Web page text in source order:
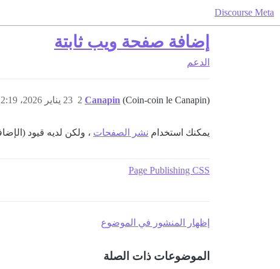
Discourse Meta
إضافة صفحة ويب ثابتة
الدعم
Canapin (Coin-coin le Canapin) 23 يناير 2026، 12:19م 2
يمكنك استخدام نشر الصفحات ، ولكن لديه قيود
Page Publishing CSS
إظهار المنشور في الموضوع
الموضوعات ذات الصلة